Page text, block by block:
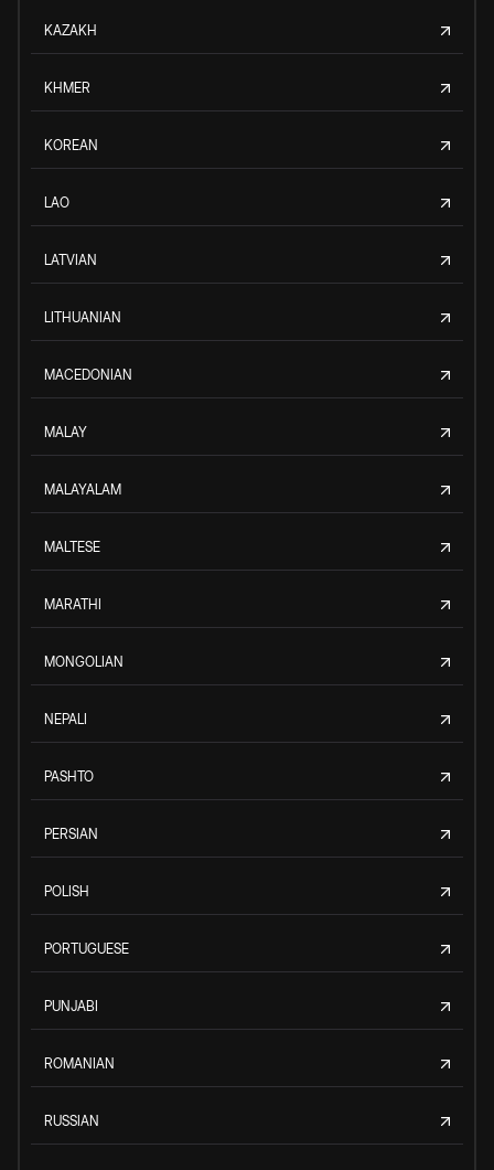
KAZAKH
KHMER
KOREAN
LAO
LATVIAN
LITHUANIAN
MACEDONIAN
MALAY
MALAYALAM
MALTESE
MARATHI
MONGOLIAN
NEPALI
PASHTO
PERSIAN
POLISH
PORTUGUESE
PUNJABI
ROMANIAN
RUSSIAN